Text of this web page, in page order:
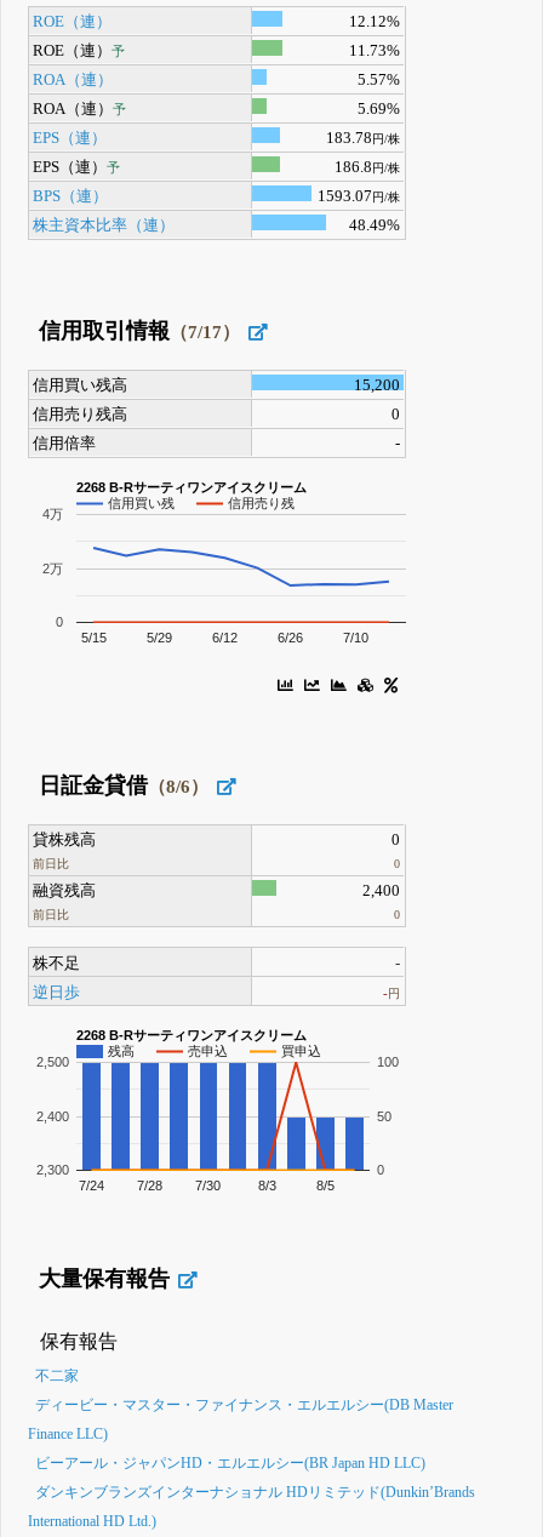
ROE（連）
12.12%
ROE（連）予
11.73%
ROA（連）
5.57%
ROA（連）予
5.69%
EPS（連）
183.78円/株
EPS（連）予 186.8円/株
BPS（連） 1593.07円/株
株主資本比率（連） 48.49%
信用取引情報 （7/17）
信用買い残高
15,200
信用売り残高
0
信用倍率
-
2268 B-Rサーティワンアイスクリーム
信用買い残
信用売り残
5/15 5/29 6/12 6/26 7/10
0
2万
4万
日証金貸借（8/6）
貸株残高
前日比
0
0
融資残高
前日比
2,400
0
株不足
-
逆日歩
-円
2268 B-Rサーティワンアイスクリーム
残高
売申込 買申込
7/24 7/28 7/30 8/3 8/5
2,300
2,400
2,500
0
50
100
大量保有報告
保有報告
不二家
ディービー・マスター・ファイナンス・エルエルシー(DB Master
Finance LLC)
ビーアール・ジャパンHD・エルエルシー(BR Japan HD LLC)
ダンキンブランズインターナショナル HDリミテッド(Dunkin’Brands
International HD Ltd.)